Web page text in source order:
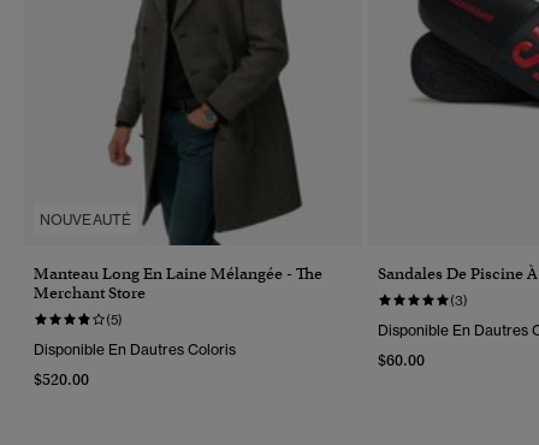
NOUVEAUTÉ
Manteau Long En Laine Mélangée - The
Merchant Store
(5)
Disponible En Dautres Coloris
$520.00
Sandales De Piscine
(3)
Disponible En Dautres
$60.00